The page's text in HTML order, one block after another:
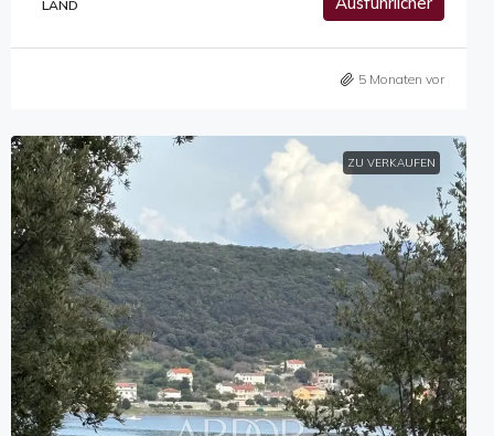
LAND
5 Monaten vor
ZU VERKAUFEN